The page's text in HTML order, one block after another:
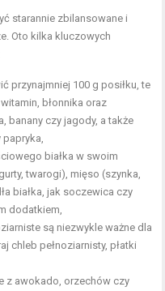
starannie zbilansowane i
Oto kilka kluczowych
przynajmniej 100 g posiłku, te
błonnika oraz
banany czy jagody, a także
białka w swoim
twarogi), mięso (szynka,
białka, jak soczewica czy
dodatkiem,
są niezwykle ważne dla
chleb pełnoziarnisty, płatki
z awokado, orzechów czy